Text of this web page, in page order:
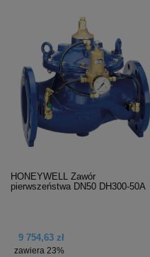
HONEYWELL Zawór
pierwszeństwa DN50 DH300-50A
9 754,63 zł
zawiera 23%